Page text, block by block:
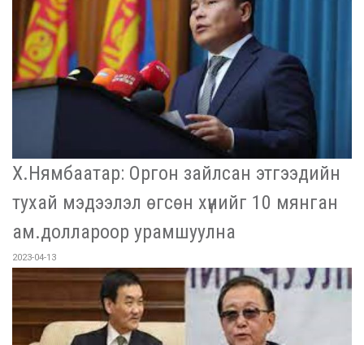
Х.Нямбаатар: Оргон зайлсан этгээдийн
тухай мэдээлэл өгсөн хүнийг 10 мянган
ам.доллароор урамшуулна
2023-04-13